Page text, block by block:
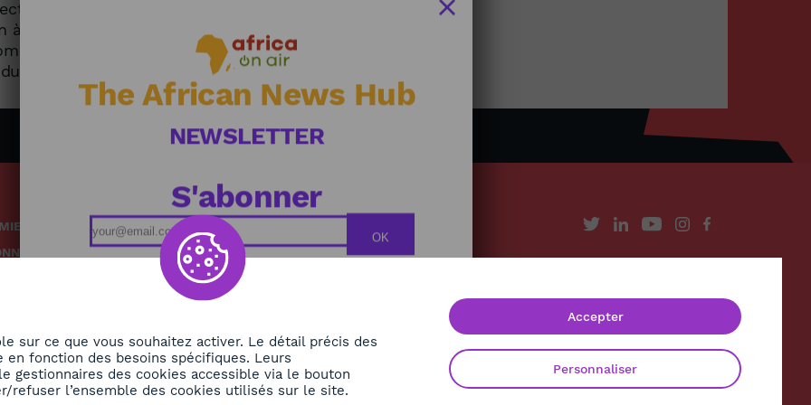
de l’économie. / Vers une économie
à travers la zone économique spéciale de
pour les plus faibles revenus, un pari
Rwanda.
Podcasts
Replays
Grille des émissions
Politique de confidentialité
The African News Hub
NEWSLETTER
S'abonner
OK
sur ce que vous souhaitez activer. Le détail précis des
fonction des besoins spécifiques. Leurs
gestionnaires des cookies accessible via le bouton
refuser l’ensemble des cookies utilisés sur le site.
Personnaliser
Accepter